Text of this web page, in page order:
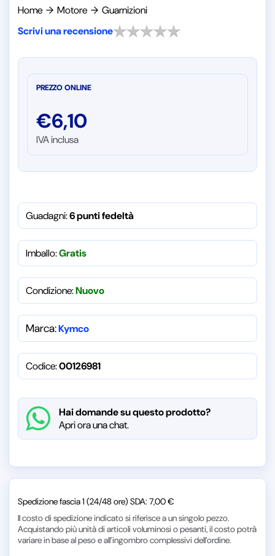
Home → Motore → Guarnizioni
Scrivi una recensione
PREZZO ONLINE
€6,10
IVA inclusa
Guadagni:6 punti fedeltà
Imballo:Gratis
Condizione:Nuovo
Marca:Kymco
Codice:00126981
Hai domande su questo prodotto?
Apri ora una chat.
Spedizione fascia 1 (24/48 ore) SDA: 7,00 €
Il costo di spedizione indicato si riferisce a un singolo pezzo.
Acquistando più unità di articoli voluminosi o pesanti, il costo potrà
variare in base al peso e all’ingombro complessivi dell’ordine.